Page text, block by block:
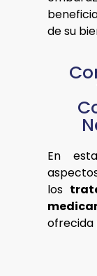
de su
En
los
ofrecida